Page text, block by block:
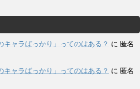
キャラばっかり」ってのはある？ に 匿名
キャラばっかり」ってのはある？ に 匿名